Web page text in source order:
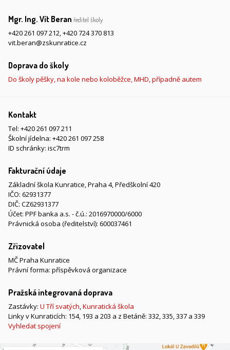
Mgr. Ing. Vít Beran ředitel školy
+420 261 097 212,+420 724 370 813
vit.beran@zskunratice.cz
Doprava do školy
Do školy pěšky, na kole nebo koloběžce, MHD, případně autem
Kontakt
Tel: +420 261 097 211
Školní jídelna: +420 261 097 258
ID schránky: isc7trm
Fakturační údaje
Základní škola Kunratice, Praha 4, Předškolní 420
IČO: 62931377
DIČ: CZ62931377
Účet: PPF banka a.s. - č.ú.: 2016970000/6000
Právnická osoba (ředitelství): 600037461
Zřizovatel
MČ Praha Kunratice
Právní forma: příspěvková organizace
Pražská integrovaná doprava
Zastávky: U Tří svatých,Kunratická škola
Linky v Kunraticích: 154, 193 a 203 a z Betáně: 332, 335, 337 a 339
Vyhledat spojení